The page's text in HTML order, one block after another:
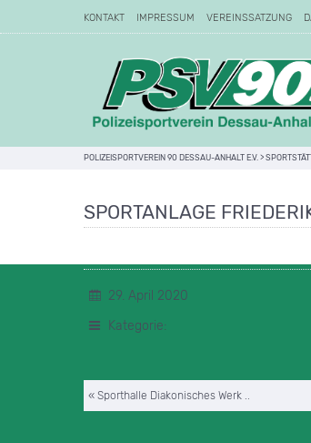
KONTAKT IMPRESSUM VEREINSSATZUNG
POLIZEISPORTVEREIN 90 DESSAU-ANHALT E.V. >
SPORTANLAGE
29. April 2020
Kategorie:
« Sporthalle Diakonisches Werk ..